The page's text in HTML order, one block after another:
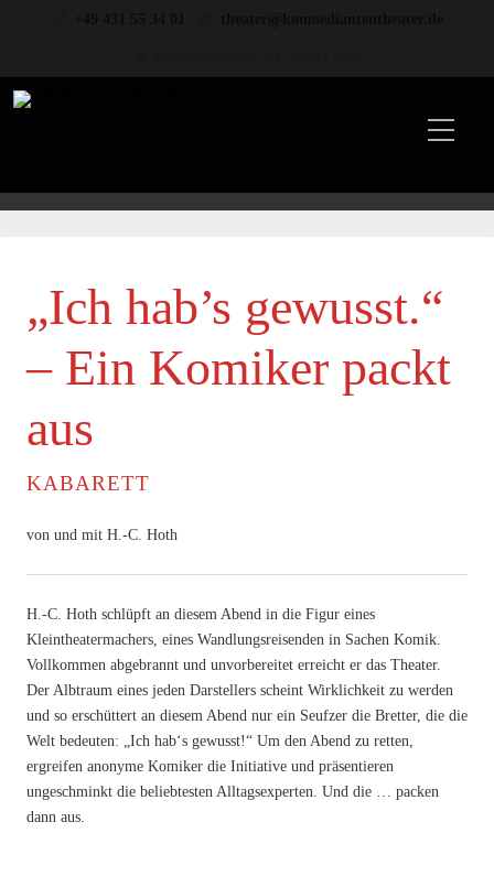
„Ich hab’s gewusst.“
– Ein Komiker packt
aus
KABARETT
von und mit H.-C. Hoth
H.-C. Hoth schlüpft an diesem Abend in die Figur eines
Kleintheatermachers, eines Wandlungsreisenden in Sachen Komik.
Vollkommen abgebrannt und unvorbereitet erreicht er das Theater.
Der Albtraum eines jeden Darstellers scheint Wirklichkeit zu werden
und so erschüttert an diesem Abend nur ein Seufzer die Bretter, die die
Welt bedeuten: „Ich hab‘s gewusst!“ Um den Abend zu retten,
ergreifen anonyme Komiker die Initiative und präsentieren
ungeschminkt die beliebtesten Alltagsexperten. Und die … packen
dann aus.